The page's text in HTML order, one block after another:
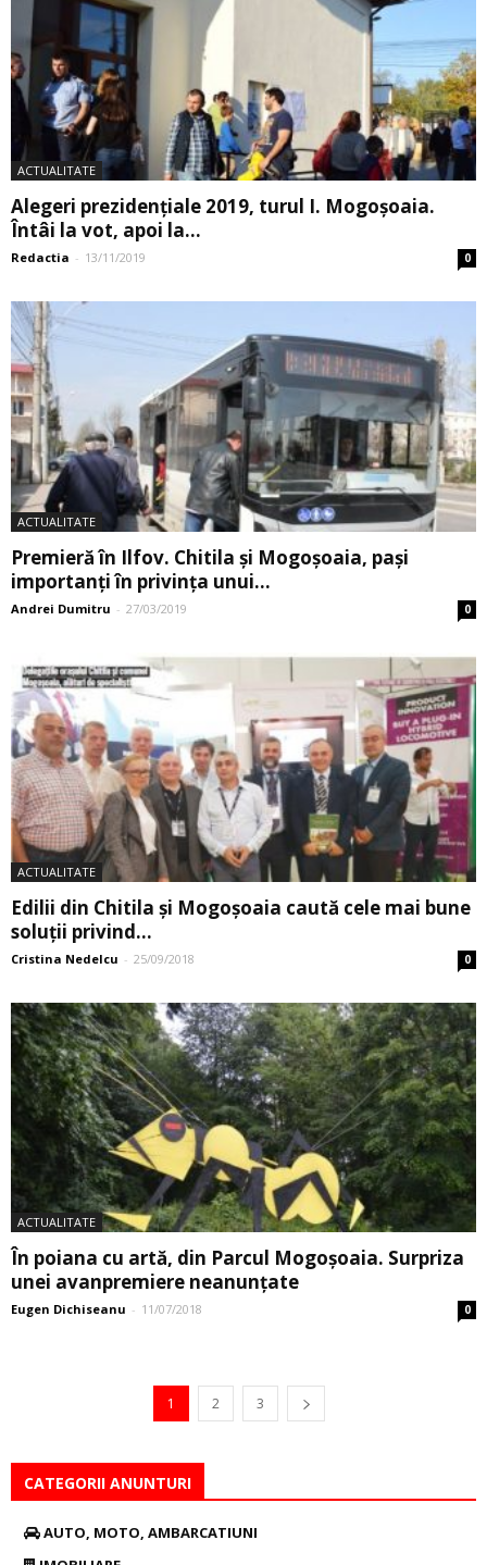
ACTUALITATE
Alegeri prezidențiale 2019, turul I. Mogoșoaia.
Întâi la vot, apoi la...
Redactia - 13/11/2019 0
ACTUALITATE
Premieră în Ilfov. Chitila și Mogoșoaia, pași
importanți în privința unui...
Andrei Dumitru - 27/03/2019 0
ACTUALITATE
Edilii din Chitila și Mogoșoaia caută cele mai bune
soluții privind...
Cristina Nedelcu - 25/09/2018 0
ACTUALITATE
În poiana cu artă, din Parcul Mogoșoaia. Surpriza
unei avanpremiere neanunțate
Eugen Dichiseanu - 11/07/2018 0
1 2 3
CATEGORII ANUNTURI
AUTO, MOTO, AMBARCATIUNI